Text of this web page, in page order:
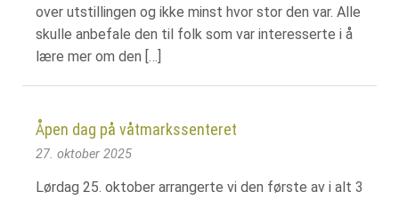
over utstillingen og ikke minst hvor stor den var. Alle
skulle anbefale den til folk som var interesserte i å
lære mer om den […]
Åpen dag på våtmarkssenteret
27. oktober 2025
Lørdag 25. oktober arrangerte vi den første av i alt 3